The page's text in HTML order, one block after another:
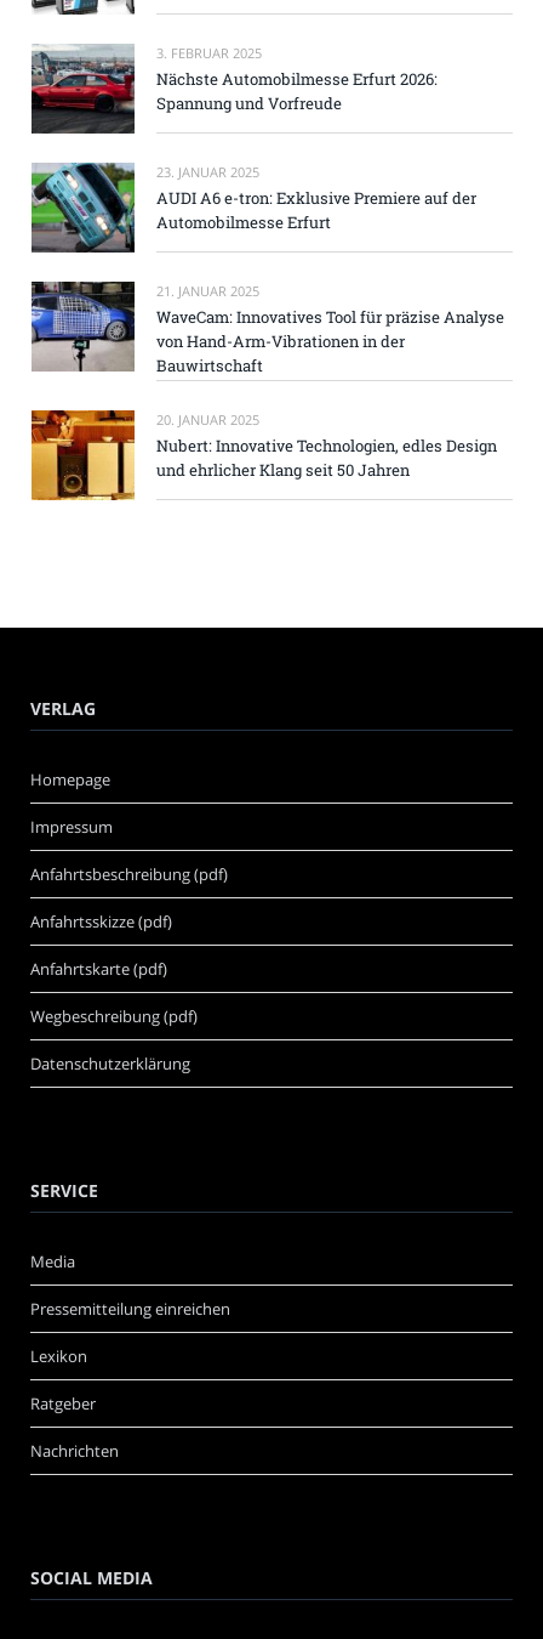
3. FEBRUAR 2025
Nächste Automobilmesse Erfurt 2026:
Spannung und Vorfreude
23. JANUAR 2025
AUDI A6 e-tron: Exklusive Premiere auf der
Automobilmesse Erfurt
21. JANUAR 2025
WaveCam: Innovatives Tool für präzise Analyse
von Hand-Arm-Vibrationen in der
Bauwirtschaft
20. JANUAR 2025
Nubert: Innovative Technologien, edles Design
und ehrlicher Klang seit 50 Jahren
VERLAG
Homepage
Impressum
Anfahrtsbeschreibung (pdf)
Anfahrtsskizze (pdf)
Anfahrtskarte (pdf)
Wegbeschreibung (pdf)
Datenschutzerklärung
SERVICE
Media
Pressemitteilung einreichen
Lexikon
Ratgeber
Nachrichten
SOCIAL MEDIA